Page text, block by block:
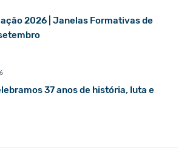
2026 | Janelas Formativas de
37 anos de história, luta e